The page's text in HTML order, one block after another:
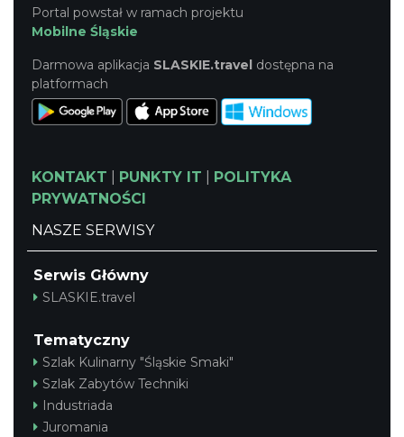
Portal powstał w ramach projektu
Mobilne Śląskie
Darmowa aplikacja SLASKIE.travel dostępna na
platformach
KONTAKT PUNKTY IT
POLITYKA
PRYWATNOŚCI
NASZE SERWISY
Serwis Główny
SLASKIE.travel
Tematyczny
Szlak Kulinarny "Śląskie Smaki"
Szlak Zabytów Techniki
Industriada
Juromania